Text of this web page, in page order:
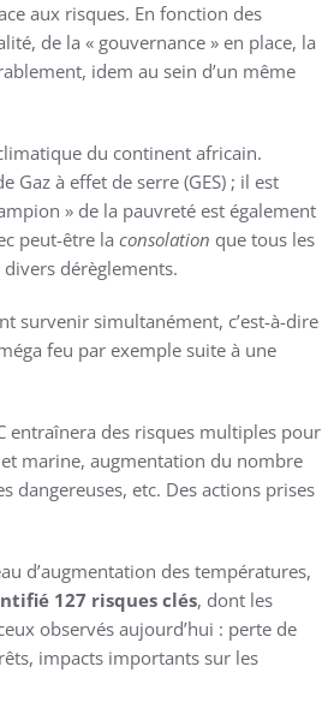
aux risques. En fonction des
de la « gouvernance » en place, la
idem au sein d’un même
du continent africain.
Gaz à effet de serre (GES) ; il est
» de la pauvreté est également
peut-être la consolation que tous les
dérèglements.
survenir simultanément, c’est-à-dire
feu par exemple suite à une
entraînera des risques multiples pour
marine, augmentation du nombre
dangereuses, etc. Des actions prises
d’augmentation des températures,
127 risques clés, dont les
observés aujourd’hui : perte de
impacts importants sur les